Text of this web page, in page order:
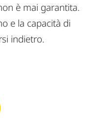
è mai garantita.
e la capacità di
indietro.